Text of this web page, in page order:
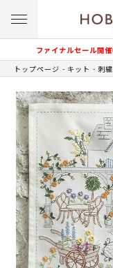
ファイナルセール開
トップページ キット 刺